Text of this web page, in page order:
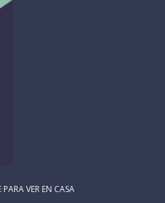
PARA VER EN CASA